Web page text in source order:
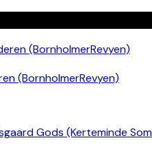
(BornholmerRevyen)